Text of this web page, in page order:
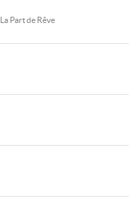
La Part de Rêve